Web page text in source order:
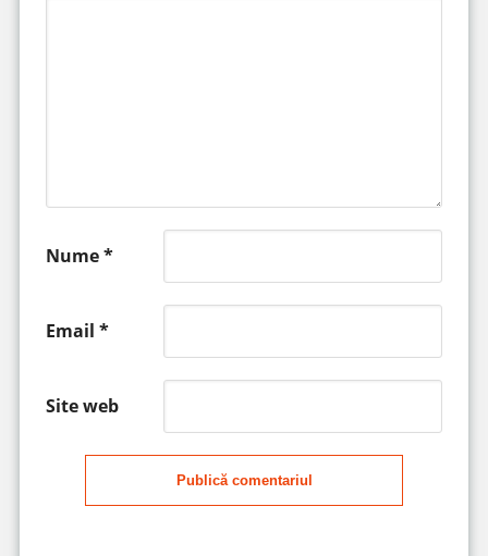
Nume*
Email *
Site web
Publică comentariul